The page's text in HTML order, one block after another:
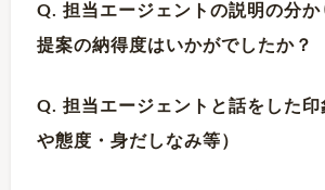
Q. 担当エージェントの説明の分
提案の納得度はいかがでしたか？
Q. 担当エージェントと話をした印
や態度・身だしなみ等）